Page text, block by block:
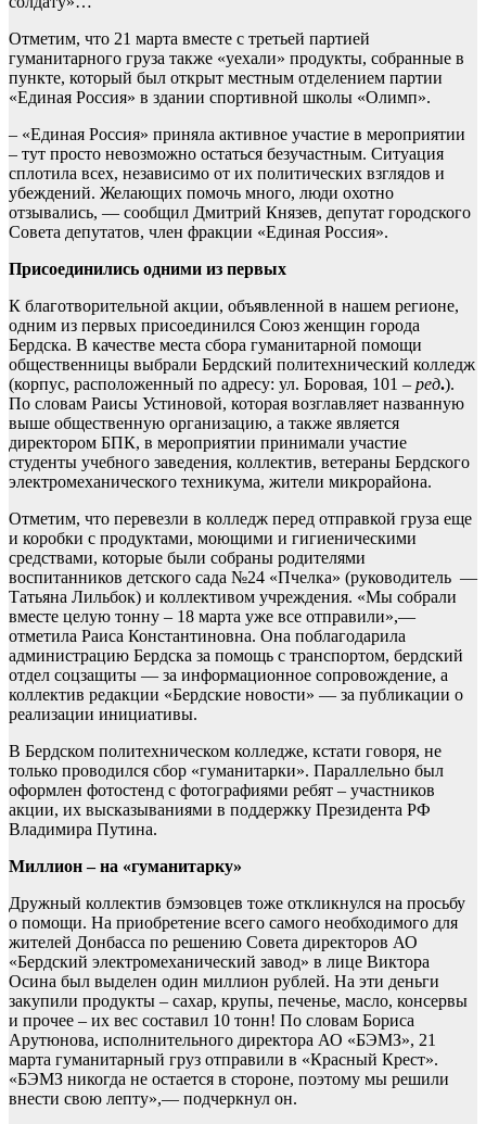
Отметим, что 21 марта вместе с третьей партией
гуманитарного груза также «уехали» продукты, собранные в
пункте, который был открыт местным отделением партии
«Единая Россия» в здании спортивной школы «Олимп».
– «Единая Россия» приняла активное участие в мероприятии
– тут просто невозможно остаться безучастным. Ситуация
сплотила всех, независимо от их политических взглядов и
убеждений. Желающих помочь много, люди охотно
отзывались, — сообщил Дмитрий Князев, депутат городского
Совета депутатов, член фракции «Единая Россия».
Присоединились одними из первых
К благотворительной акции, объявленной в нашем регионе,
одним из первых присоединился Союз женщин города
Бердска. В качестве места сбора гуманитарной помощи
общественницы выбрали Бердский политехнический колледж
(корпус, расположенный по адресу: ул. Боровая, 101 – ред.).
По словам Раисы Устиновой, которая возглавляет названную
выше общественную организацию, а также является
директором БПК, в мероприятии принимали участие
студенты учебного заведения, коллектив, ветераны Бердского
электромеханического техникума, жители микрорайона.
Отметим, что перевезли в колледж перед отправкой груза еще
и коробки с продуктами, моющими и гигиеническими
средствами, которые были собраны родителями
воспитанников детского сада №24 «Пчелка» (руководитель —
Татьяна Лильбок) и коллективом учреждения. «Мы собрали
вместе целую тонну – 18 марта уже все отправили»,—
отметила Раиса Константиновна. Она поблагодарила
администрацию Бердска за помощь с транспортом, бердский
отдел соцзащиты — за информационное сопровождение, а
коллектив редакции «Бердские новости» — за публикации о
реализации инициативы.
В Бердском политехническом колледже, кстати говоря, не
только проводился сбор «гуманитарки». Параллельно был
оформлен фотостенд с фотографиями ребят – участников
акции, их высказываниями в поддержку Президента РФ
Владимира Путина.
Миллион – на «гуманитарку»
Дружный коллектив бэмзовцев тоже откликнулся на просьбу
о помощи. На приобретение всего самого необходимого для
жителей Донбасса по решению Совета директоров АО
«Бердский электромеханический завод» в лице Виктора
Осина был выделен один миллион рублей. На эти деньги
закупили продукты – сахар, крупы, печенье, масло, консервы
и прочее – их вес составил 10 тонн! По словам Бориса
Арутюнова, исполнительного директора АО «БЭМЗ», 21
марта гуманитарный груз отправили в «Красный Крест».
«БЭМЗ никогда не остается в стороне, поэтому мы решили
внести свою лепту»,— подчеркнул он.